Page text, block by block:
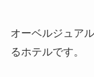
オーベルジュア
るホテルです。